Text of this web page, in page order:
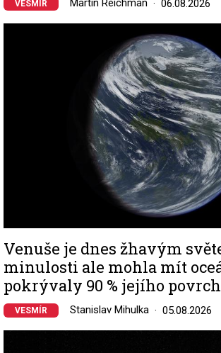
VESMÍR Martin Reichman 06.08.2026
Venuše je dnes žhavým
minulosti ale mohla mít
pokrývaly 90 % jejího
VESMÍR Stanislav Mihulka 05.08.2026